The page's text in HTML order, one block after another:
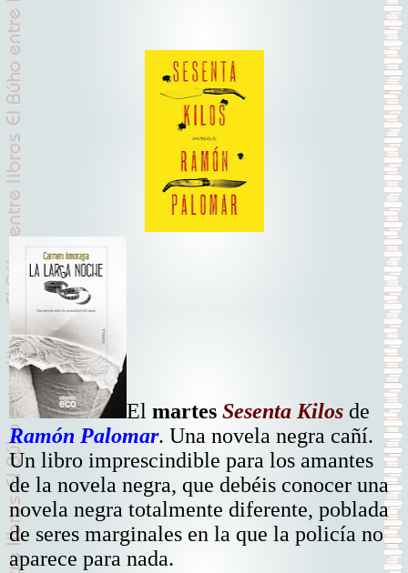
El martes Sesenta Kilos de
Ramón Palomar. Una novela negra cañí.
Un libro imprescindible para los amantes
de la novela negra, que debéis conocer una
novela negra totalmente diferente, poblada
de seres marginales en la que la policía no
aparece para nada.